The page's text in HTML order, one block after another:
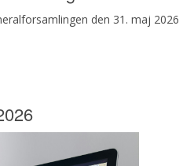
den 31. maj 2026